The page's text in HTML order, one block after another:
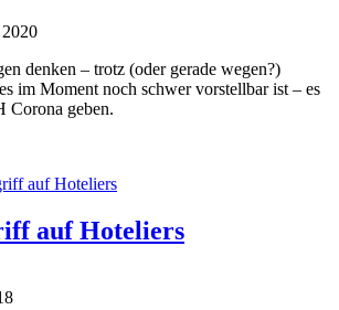
denken – trotz (oder gerade wegen?)
im Moment noch schwer vorstellbar ist – es
geben.
auf Hoteliers